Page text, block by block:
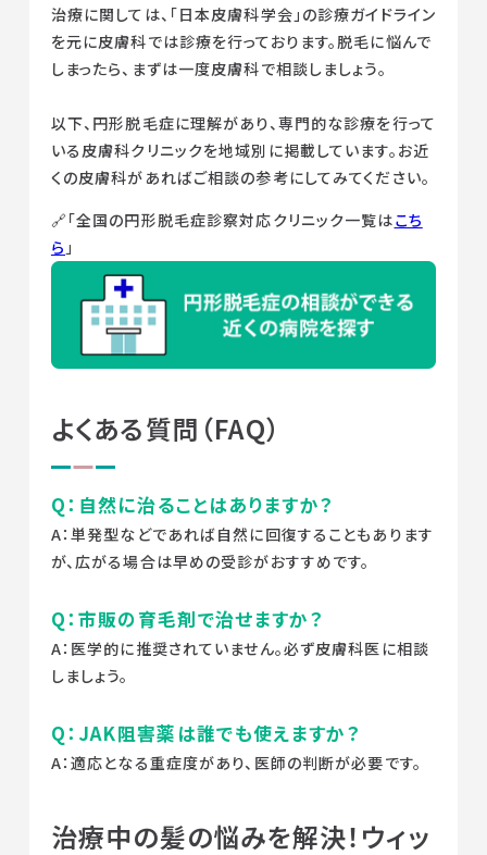
治療に関しては、「日本皮膚科学会」の診療ガイドライン
を元に皮膚科では診療を行っております。脱毛に悩んで
しまったら、まずは一度皮膚科で相談しましょう。
以下、円形脱毛症に理解があり、専門的な診療を行って
いる皮膚科クリニックを地域別に掲載しています。お近
くの皮膚科があればご相談の参考にしてみてください。
🔗「全国の円形脱毛症診察対応クリニック一覧はこち
ら」
よくある質問（FAQ）
Q：自然に治ることはありますか？
A：単発型などであれば自然に回復することもあります
が、広がる場合は早めの受診がおすすめです。
Q：市販の育毛剤で治せますか？
A：医学的に推奨されていません。必ず皮膚科医に相談
しましょう。
Q：JAK阻害薬は誰でも使えますか？
A：適応となる重症度があり、医師の判断が必要です。
治療中の髪の悩みを解決！ウィッ